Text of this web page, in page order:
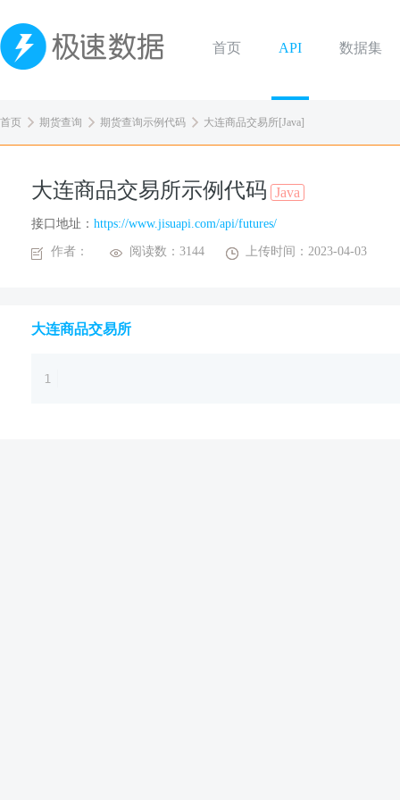
首页 API 数据集
首页 期货查询 期货查询示例代码 大连商品交易所[Java]
大连商品交易所示例代码 Java
接口地址： https://www.jisuapi.com/api/futures/
作者： 阅读数：3144 上传时间：2023-04-03
大连商品交易所
1